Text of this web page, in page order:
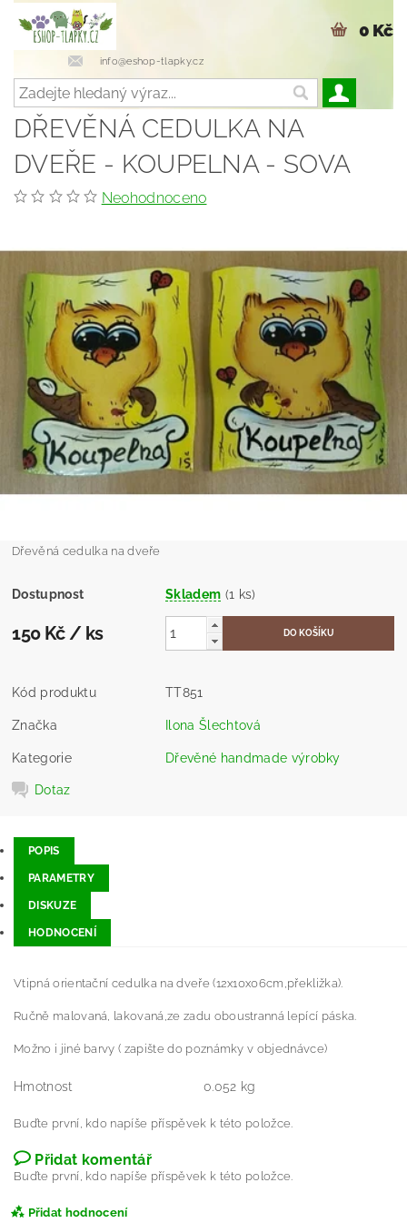
info@eshop-tlapky.cz
0 Kč
DŘEVĚNÁ CEDULKA NA
DVEŘE - KOUPELNA - SOVA
Neohodnoceno
Dřevěná cedulka na dveře
Dostupnost Skladem (1 ks)
150 Kč/ ks
Kód produktu TT851
Značka Ilona Šlechtová
Kategorie Dřevěné handmade výrobky
Dotaz
POPIS
PARAMETRY
DISKUZE
HODNOCENÍ
Vtipná orientační cedulka na dveře (12x10x06cm,překližka).
Ručně malovaná, lakovaná,ze zadu oboustranná lepící páska.
Možno i jiné barvy ( zapište do poznámky v objednávce)
Hmotnost 0.052 kg
Buďte první, kdo napíše příspěvek k této položce.
Přidat komentář
Buďte první, kdo napíše příspěvek k této položce.
Přidat hodnocení